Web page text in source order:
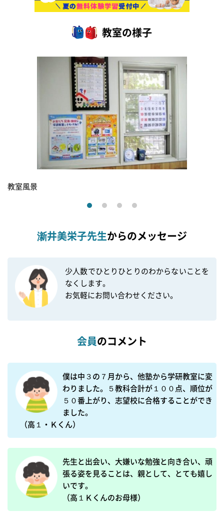
教室の様子
教室風景
澵井美栄子先生からのメッセージ
少人数でひとりひとりのわからないことを
なくします。
お気軽にお問い合わせください。
会員のコメント
僕は中３の７月から、他塾から学研教室に変
わりました。５教科合計が１００点、順位が
５０番上がり、志望校に合格することができ
ました。
（高１・Ｋくん）
先生と出会い、大嫌いな勉強と向き合い、頑
張る姿を見ることは、親として、とても嬉し
いです。
（高１Ｋくんのお母様）